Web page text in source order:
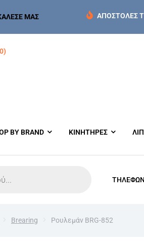
ΜΑΣ ΑΠΟΣΤΟΛΕΣ
BY BRAND ΚΙΝΗΤΗΡΕΣ
Brearing Ρουλεμάν BRG-852